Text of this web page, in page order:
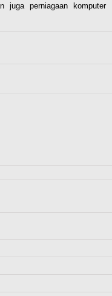
juga perniagaan komputer